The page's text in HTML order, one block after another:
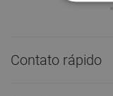
Contato rápido